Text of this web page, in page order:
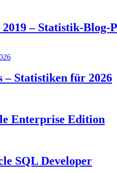
– Statistik-Blog-
– Statistiken für 2026
Enterprise Edition
SQL Developer